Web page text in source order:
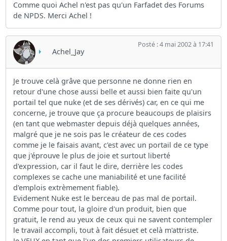
Comme quoi Achel n'est pas qu'un Farfadet des Forums
de NPDS. Merci Achel !
Achel_Jay
Posté : 4 mai 2002 à 17:41
Je trouve celà grâve que personne ne donne rien en
retour d'une chose aussi belle et aussi bien faite qu'un
portail tel que nuke (et de ses dérivés) car, en ce qui me
concerne, je trouve que ça procure beaucoups de plaisirs
(en tant que webmaster depuis déjà quelques années,
malgré que je ne sois pas le créateur de ces codes
comme je le faisais avant, c'est avec un portail de ce type
que j'éprouve le plus de joie et surtout liberté
d'expression, car il faut le dire, derrière les codes
complexes se cache une maniabilité et une facilité
d'emplois extrèmement fiable).
Evidement Nuke est le berceau de pas mal de portail.
Comme pour tout, la gloire d'un produit, bien que
gratuit, le rend au yeux de ceux qui ne savent contempler
le travail accompli, tout à fait désuet et celà m'attriste.